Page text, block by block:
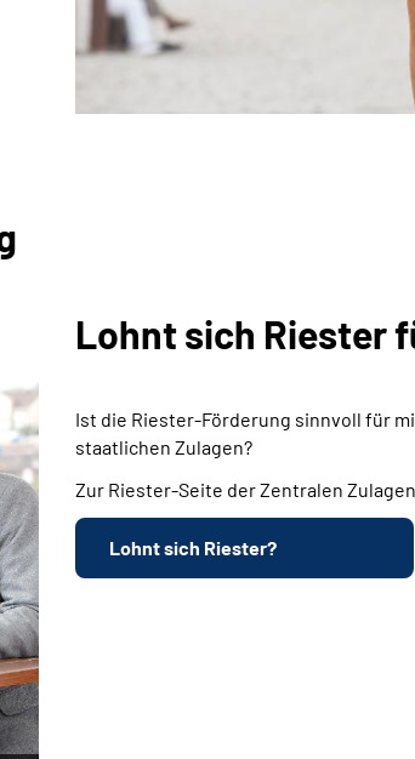
Lohnt sich Riester
Ist die Riester-Förderung sinnvoll für
staatlichen Zulagen?
Zur Riester-Seite der Zentralen
Lohnt sich Riester?